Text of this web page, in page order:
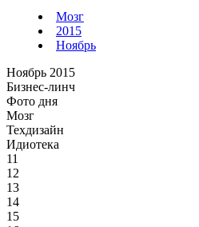
Мозг
2015
Ноябрь
Ноябрь 2015
Бизнес-линч
Фото дня
Мозг
Техдизайн
Идиотека
11
12
13
14
15